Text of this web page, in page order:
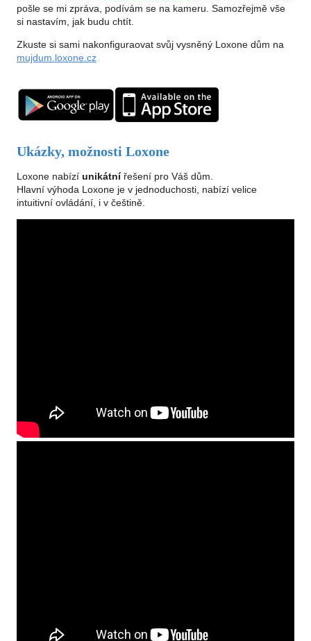
pošle se mi zpráva, podívám se na kameru. Samozřejmě vše
si nastavím, jak budu chtít.
Zkuste si sami nakonfiguraovat svůj vysněný Loxone dům na
mujdum.loxone.cz
Ukázky, možnosti Loxone
Loxone nabízí unikátnířešení pro Váš dům.
Hlavní výhoda Loxone je v jednoduchosti, nabízí velice
intuitivní ovládání, i v češtině.